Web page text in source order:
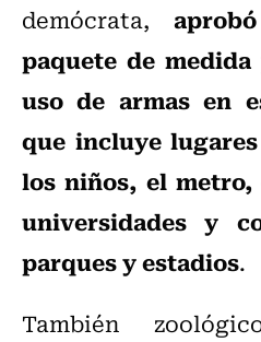
demócrata,
paquete de
uso de armas en
que incluye
los niños, el
universidades y
parques y estadios.
También